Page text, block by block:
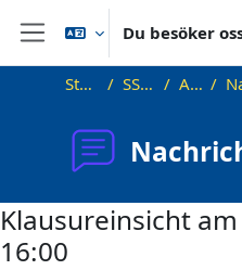
Gå direkt till huvudinnehåll
Sidopanel
Du besöker
Startsida SS21_AGT Allmänt
Klausureinsicht
16:00